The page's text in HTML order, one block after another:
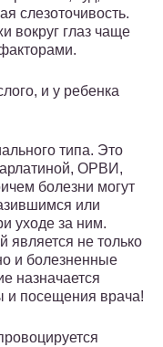
слезоточивость.
вокруг глаз чаще
и у ребенка
типа. Это
ОРВИ,
болезни могут
или
уходе за ним.
не только
и болезненные
назначается
и посещения врача!